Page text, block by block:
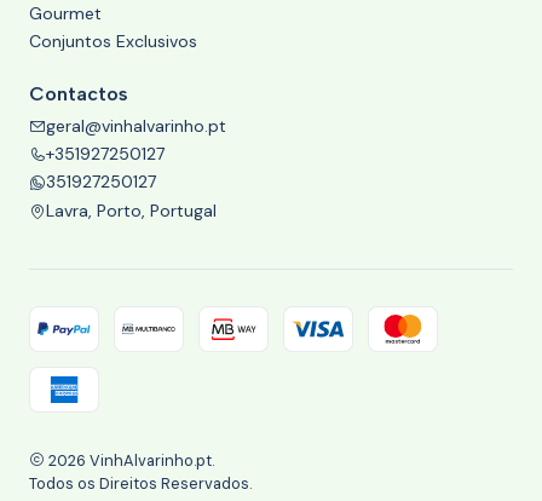
Gourmet
Conjuntos Exclusivos
Contactos
geral@vinhalvarinho.pt
+351927250127
351927250127
Lavra, Porto, Portugal
2026 VinhAlvarinho.pt.
Todos os Direitos Reservados.